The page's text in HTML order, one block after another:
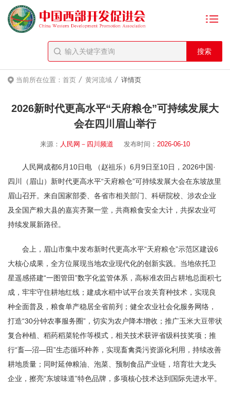
当前所在位置： 首页 / 黄河流域 / 详情页
2026新时代更高水平“天府粮仓”可持续发展大
会在四川眉山举行
来源： 人民网－四川频道 发布时间： 2026-06-10
人民网成都6月10日电 （赵祖乐）6月9日至10日，2026中国·
四川（眉山）新时代更高水平“天府粮仓”可持续发展大会在东坡故里
眉山召开。来自国家部委、各省市相关部门、科研院校、涉农企业
及全国产粮大县的嘉宾齐聚一堂，共商粮食安全大计，共探农业可
持续发展新路径。
会上，眉山市集中发布新时代更高水平“天府粮仓”示范区建设6
大核心成果，全方位展现当地农业现代化的创新实践。当地依托卫
星遥感搭建“一图管田”数字化监管体系，高标准农田占耕地总面积七
成，牢牢守住耕地红线；建成水稻中试平台攻关育种技术，实现良
种全面普及，粮食单产稳居全省前列；健全农业社会化服务网络，
打造“30分钟农事服务圈”，切实为农户降本增收；推广玉米大豆带状
复合种植、稻药稻菜轮作等模式，相关技术获评省级科技奖项；推
行“畜—沼—田”生态循环种养，实现畜禽粪污资源化利用，持续改善
耕地质量；同时延伸粮油、泡菜、预制食品产业链，培育壮大龙头
企业，擦亮“东坡味道”特色品牌，多项核心技术达到国际先进水平。